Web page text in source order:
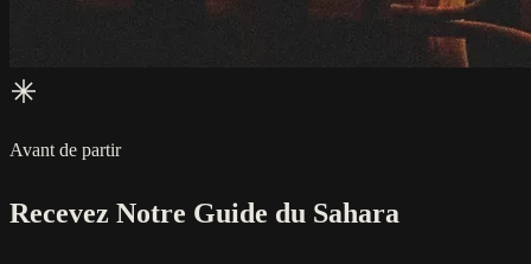
Avant de partir
Recevez Notre Guide du Sahara